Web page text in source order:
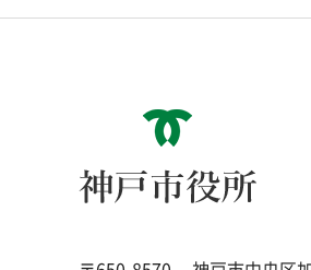
神戸市役所